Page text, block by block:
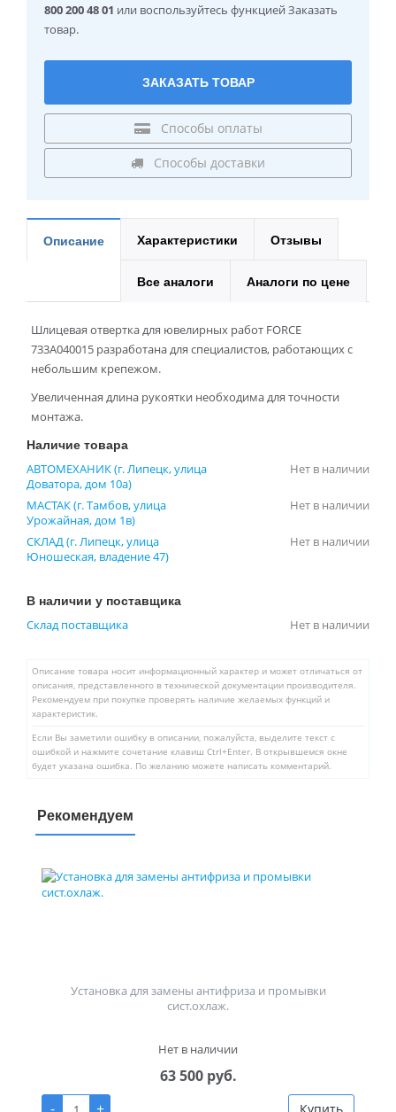
800 200 48 01 или воспользуйтесь функцией Заказать
товар.
ЗАКАЗАТЬ ТОВАР
Способы оплаты
Способы доставки
Описание Характеристики Отзывы
Все аналоги Аналоги по цене
Шлицевая отвертка для ювелирных работ FORCE
733A040015 разработана для специалистов, работающих с
небольшим крепежом.
Увеличенная длина рукоятки необходима для точности
монтажа.
Наличие товара
АВТОМЕХАНИК (г. Липецк, улица
Доватора, дом 10а)
Нет в наличии
МАСТАК (г. Тамбов, улица
Урожайная, дом 1в)
Нет в наличии
СКЛАД (г. Липецк, улица
Юношеская, владение 47)
Нет в наличии
В наличии у поставщика
Склад поставщика Нет в наличии
Описание товара носит информационный характер и может отличаться от
описания, представленного в технической документации производителя.
Рекомендуем при покупке проверять наличие желаемых функций и
характеристик.
Если Вы заметили ошибку в описании, пожалуйста, выделите текст с
ошибкой и нажмите сочетание клавиш Ctrl+Enter. В открывшемся окне
будет указана ошибка. По желанию можете написать комментарий.
Рекомендуем
Установка для замены антифриза и промывки
сист.охлаж.
Нет в наличии
63 500 руб.